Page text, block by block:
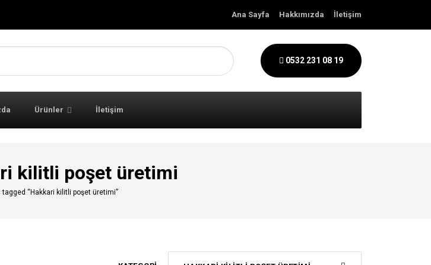
Ana Sayfa Hakkımızda İletişim
0532 231 08 19
Ürünler İletişim
kilitli poşet üretimi
tagged “Hakkari kilitli poşet üretimi”